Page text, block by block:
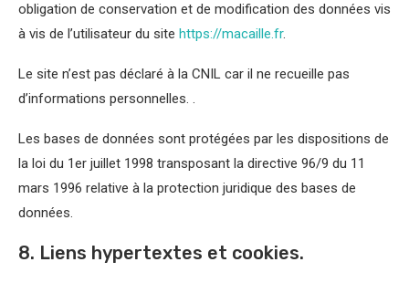
obligation de conservation et de modification des données vis
à vis de l’utilisateur du site https://macaille.fr.
Le site n’est pas déclaré à la CNIL car il ne recueille pas
d’informations personnelles. .
Les bases de données sont protégées par les dispositions de
la loi du 1er juillet 1998 transposant la directive 96/9 du 11
mars 1996 relative à la protection juridique des bases de
données.
8. Liens hypertextes et cookies.